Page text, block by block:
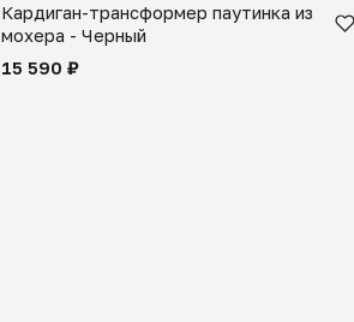
Кардиган-трансформер паутинка из
мохера - Черный
15 590 ₽